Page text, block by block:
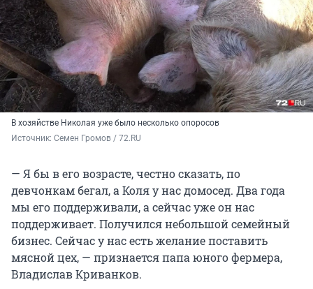
В хозяйстве Николая уже было несколько опоросов
Источник: Семен Громов / 72.RU
— Я бы в его возрасте, честно сказать, по
девчонкам бегал, а Коля у нас домосед. Два года
мы его поддерживали, а сейчас уже он нас
поддерживает. Получился небольшой семейный
бизнес. Сейчас у нас есть желание поставить
мясной цех, — признается папа юного фермера,
Владислав Криванков.